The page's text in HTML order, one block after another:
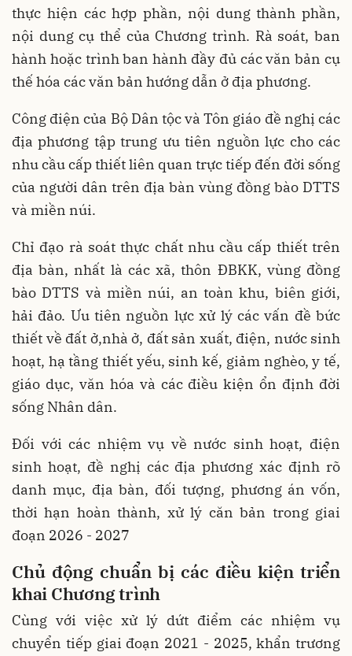
thực hiện các hợp phần, nội dung thành phần,
nội dung cụ thể của Chương trình. Rà soát, ban
hành hoặc trình ban hành đầy đủ các văn bản cụ
thế hóa các văn bản hướng dẫn ở địa phương.
Công điện của Bộ Dân tộc và Tôn giáo đề nghị các
địa phương tập trung ưu tiên nguồn lực cho các
nhu cầu cấp thiết liên quan trực tiếp đến đời sống
của người dân trên địa bàn vùng đồng bào DTTS
và miền núi.
Chỉ đạo rà soát thực chất nhu cầu cấp thiết trên
địa bàn, nhất là các xã, thôn ĐBKK, vùng đồng
bào DTTS và miền núi, an toàn khu, biên giới,
hải đảo. Ưu tiên nguồn lực xử lý các vấn đề bức
thiết về đất ở,nhà ở, đất sản xuất, điện, nước sinh
hoạt, hạ tầng thiết yếu, sinh kế, giảm nghèo, y tế,
giáo dục, văn hóa và các điều kiện ổn định đời
sống Nhân dân.
Đối với các nhiệm vụ về nước sinh hoạt, điện
sinh hoạt, đề nghị các địa phương xác định rõ
danh mục, địa bàn, đối tượng, phương án vốn,
thời hạn hoàn thành, xử lý căn bản trong giai
đoạn 2026 - 2027
Chủ động chuẩn bị các điều kiện triển
khai Chương trình
Cùng với việc xử lý dứt điểm các nhiệm vụ
chuyển tiếp giai đoạn 2021 - 2025, khẩn trương